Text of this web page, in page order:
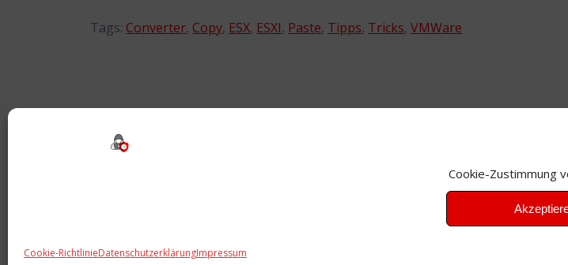
Cookie-Zustimmung
Cookie-RichtlinieDatenschutzerklärungImpressum
Tags: Converter, Copy, ESX, ESXI, Paste, Tipps, Tricks,VMWare